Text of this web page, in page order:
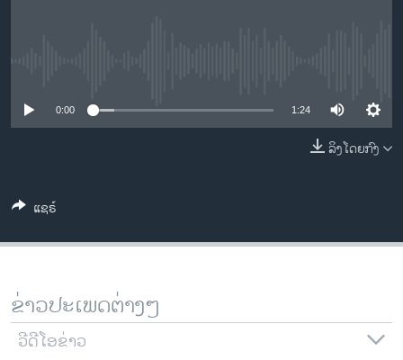
ຊຸມຊົນຊາວລາວ
ສຽງ
ລາຍການກະຈາຍສຽງ
ຕິດຕາມພວກເຮົາ ທີ່
0:00 1:24
ລິງໂດຍກົງ
ແຊຣ໌
ຂ່າວປະເພດຕ່າງໆ
ວີດີໂອຂ່າວ